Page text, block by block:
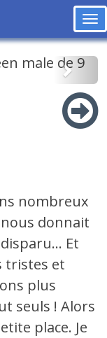
nombreux
donnait
Et
tristes et
plus
seuls ! Alors
place. Je